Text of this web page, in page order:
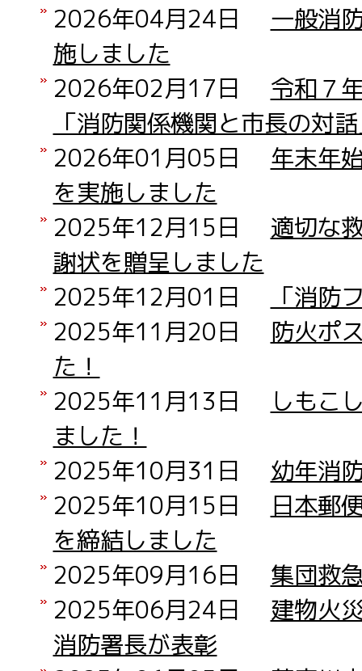
2026年04月24日 一般消
施しました
2026年02月17日 令和７
「消防関係機関と市長の対
2026年01月05日 年末年
を実施しました
2025年12月15日 適切な
謝状を贈呈しました
2025年12月01日
「消防
2025年11月20日 防火ポ
た！
2025年11月13日
しもこ
ました！
2025年10月31日 幼年消
2025年10月15日
日本郵
を締結しました
2025年09月16日 集団救
2025年06月24日 建物火
消防署長が表彰